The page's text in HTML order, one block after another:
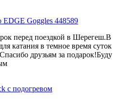
Goggles 448589
перед поездкой в Шерегеш.В
катания в темное время суток
друзьям за подарок!Буду
с подогревом